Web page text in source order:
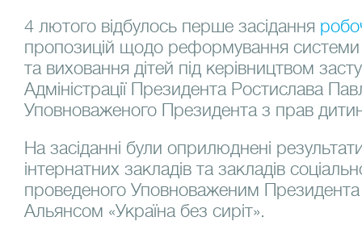
4 лютого відбулось перше засідання
пропозицій щодо реформування системи
та виховання дітей під керівництвом
Адміністрації Президента Ростислава
Уповноваженого Президента з прав
На засіданні були оприлюднені
інтернатних закладів та закладів
проведеного Уповноваженим Президента
Альянсом «Україна без сиріт».